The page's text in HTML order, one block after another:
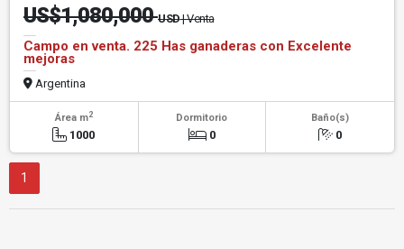
US$1,080,000USD| Venta
Campo en venta. 225 Has ganaderas con Excelente
mejoras
Argentina
Área m2
1000
Dormitorio
0
Baño(s)
0
1